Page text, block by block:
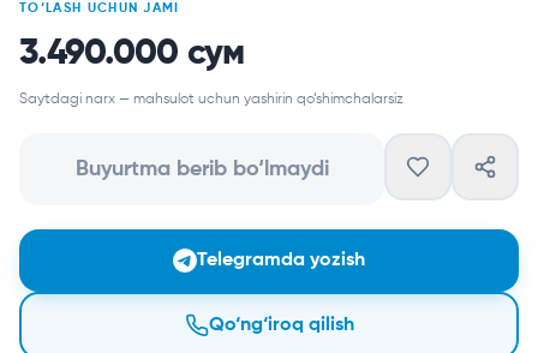
TO‘LASH UCHUN JAMI
3.490.000 сум
Saytdagi narx — mahsulot uchun yashirin qo‘shimchalarsiz
Buyurtma berib bo‘lmaydi
Telegramda yozish
Qo‘ng‘iroq qilish